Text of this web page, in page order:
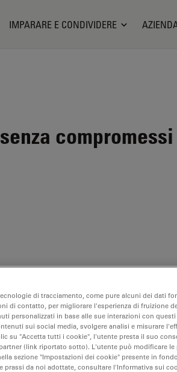
IMPARARE E CONDIVIDERE
di tracciamento, come pure alcuni dei dati
di contatto, per migliorare l'esperienza di fruizione
personalizzati in base alle sue interazioni con questi
sui social media, svolgere analisi e misurare
su "Accetta tutti i cookie", l'utente presta il suo
(link riportato sotto). L'utente può modificare le
sezione "Impostazioni dei cookie" presente in
prassi da noi adottate, consultare l'Informativa sui